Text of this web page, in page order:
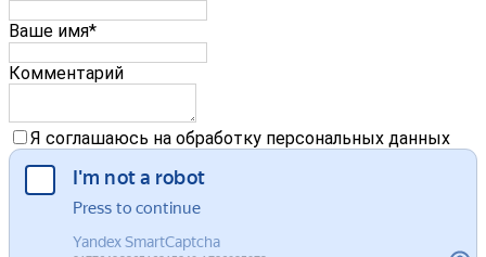
Ваше имя*
Комментарий
Я соглашаюсь на обработку персональных данных